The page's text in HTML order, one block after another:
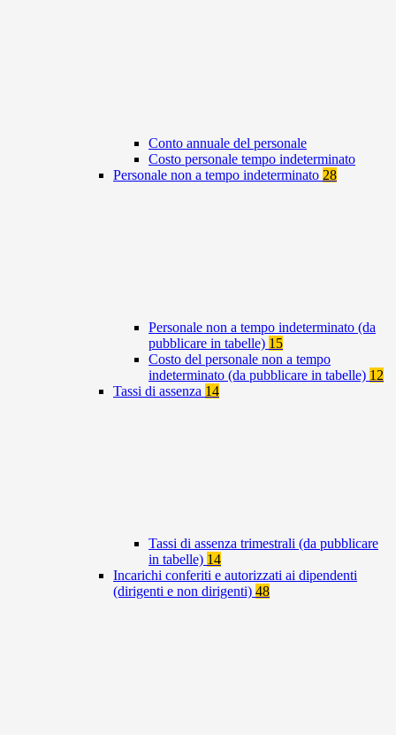
Conto annuale del personale
Costo personale tempo indeterminato
Personale non a tempo indeterminato 28
Personale non a tempo indeterminato (da
pubblicare in tabelle) 15
Costo del personale non a tempo
indeterminato (da pubblicare in tabelle) 12
Tassi di assenza 14
Tassi di assenza trimestrali (da pubblicare
in tabelle) 14
Incarichi conferiti e autorizzati ai dipendenti
(dirigenti e non dirigenti) 48